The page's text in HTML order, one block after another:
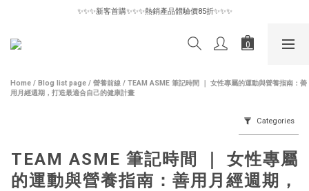
✨✨✨新客首購✨✨✨熱銷產品體驗價85折✨✨✨
✨✨✨新客首購✨✨✨熱銷產品體驗價85折✨✨✨
惜物專區6折起｜數量有限售完為止🪽
Home / Blog list page / 營養前線 / TEAM ASME 筆記時間 ｜ 女性專屬的運動與營養指南：善
用月經週期，打造最適合自己的健康計畫
Categories
TEAM ASME 筆記時間 ｜ 女性專屬
的運動與營養指南：善用月經週期，